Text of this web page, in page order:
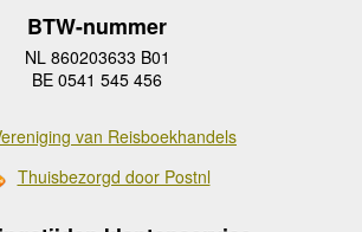
BTW-nummer
NL 860203633 B01
BE 0541 545 456
van Reisboekhandels
Thuisbezorgd door Postnl